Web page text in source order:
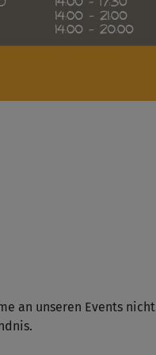
an unseren Events nicht